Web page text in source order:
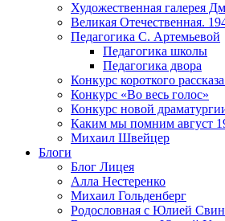
Художественная галерея
Великая Отечественная.
Педагогика С. Артемьевой
Педагогика школы
Педагогика двора
Конкурс короткого
Конкурс «Во весь голос»
Конкурс новой
Каким мы помним август
Михаил Швейцер
Блоги
Блог Лицея
Алла Нестеренко
Михаил Гольденберг
Родословная с Юлией